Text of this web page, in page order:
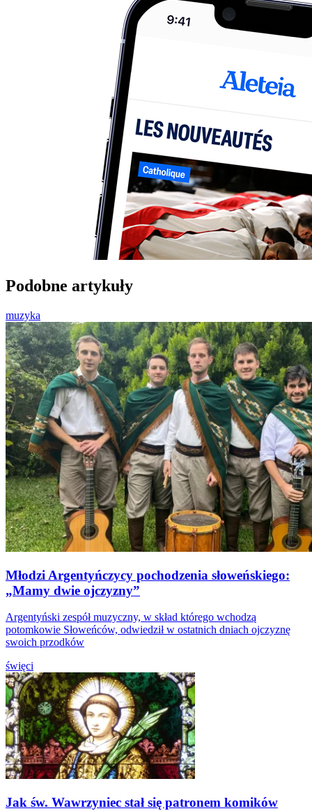
Podobne artykuły
muzyka
Młodzi Argentyńczycy pochodzenia słoweńskiego:
„Mamy dwie ojczyzny”
Argentyński zespół muzyczny, w skład którego wchodzą
potomkowie Słoweńców, odwiedził w ostatnich dniach ojczyznę
swoich przodków
święci
Jak św. Wawrzyniec stał się patronem komików